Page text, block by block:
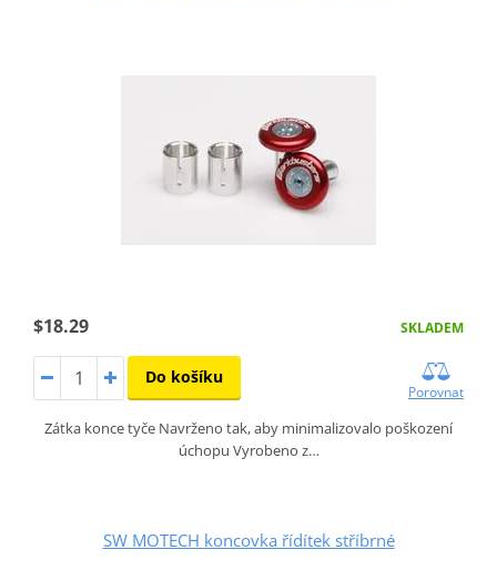
$18.29 SKLADEM
Do košíku
Porovnat
Zátka konce tyče Navrženo tak, aby minimalizovalo poškození
úchopu Vyrobeno z…
SW MOTECH koncovka řídítek stříbrné